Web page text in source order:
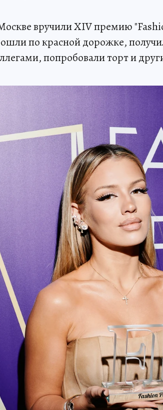
вручили XIV премию
по красной дорожке,
попробовали торт и